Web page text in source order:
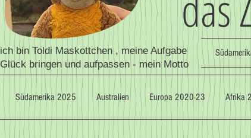
ich bin Toldi Maskottchen , meine Aufgabe
Glück bringen und aufpassen - mein Motto
Südamerika 2025 Australien Europa 2020-23 Afrika